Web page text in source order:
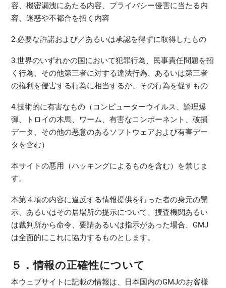
容、機密漏洩にあたる内容、プライバシー侵害に当たる内
容、迷惑や不都合を招く内容
2.必要な許諾および／あるいは承認を得ずに取得したもの
3.世界のいずれかの国において犯罪行為、民事責任問題を招
く行為、その他第三者に対する違法行為、あるいは第三者
の権利を侵害する行為に相当するか、その行為を促すもの
4.技術的に有害なもの（コンピューターウイルス、論理爆
弾、トロイの木馬、ワーム、有害なコンポーネント、破損
データ、その他の悪意のあるソフトウェアおよび有害デー
タを含む）
本サイトの悪用（ハッキングによるものを含む）を禁じま
す。
本第４項の内容に違反する情報提供を行った者の身元の開
示、あるいはその居場所の提示について、捜査機関あるい
は裁判所から命令、要請あるいは指示があった場合、GMJ
は全面的にこれに協力するものとします。
５．情報の正確性について
本ウェブサイトに記載の情報は、日本国内のGMJのお客様